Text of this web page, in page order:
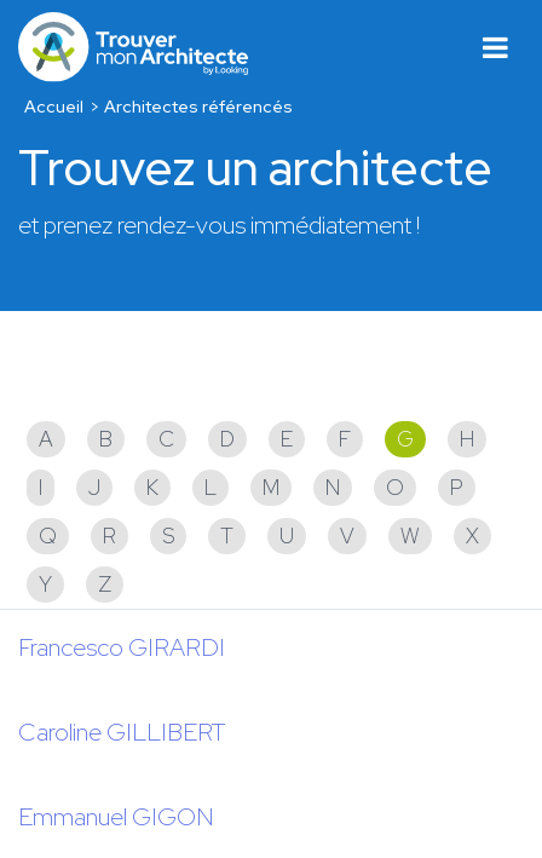
Accueil Architectes référencés
Trouvez un architecte
et prenez rendez-vous immédiatement !
A B C D E F G
H
I
J K L M N O
P
Q
R S T U V W
X
Y
Z
Francesco GIRARDI
Caroline GILLIBERT
Emmanuel GIGON